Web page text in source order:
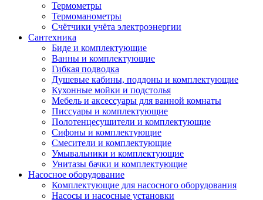
Термометры
Термоманометры
Счётчики учёта электроэнергии
Сантехника
Биде и комплектующие
Ванны и комплектующие
Гибкая подводка
Душевые кабины, поддоны и комплектующие
Кухонные мойки и подстолья
Мебель и аксессуары для ванной комнаты
Писсуары и комплектующие
Полотенцесушители и комплектующие
Сифоны и комплектующие
Смесители и комплектующие
Умывальники и комплектующие
Унитазы бачки и комплектующие
Насосное оборудование
Комплектующие для насосного оборудования
Насосы и насосные установки